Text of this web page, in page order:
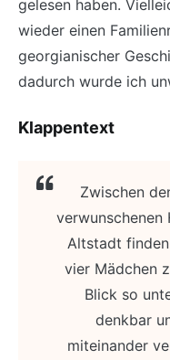
gelesen haben.
wieder einen
georgianischer
dadurch wurde ich
Klappentext
Zwischen
Altstadt
vier Mädchen
Blick so
denkbar
miteinander